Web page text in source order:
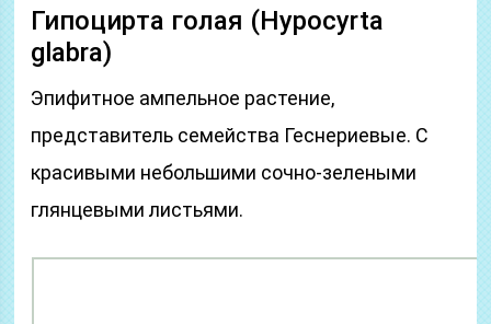
Гипоцирта голая (Hypocyrta
glabra)
Эпифитное ампельное растение,
представитель семейства Геснериевые. С
красивыми небольшими сочно-зелеными
глянцевыми листьями.